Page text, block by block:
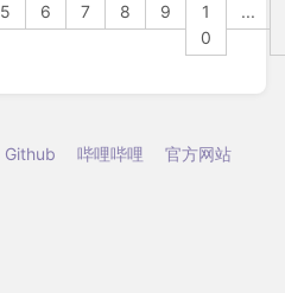
5 6 7 8 9
1
0
...
Github 哔哩哔哩 官方网站